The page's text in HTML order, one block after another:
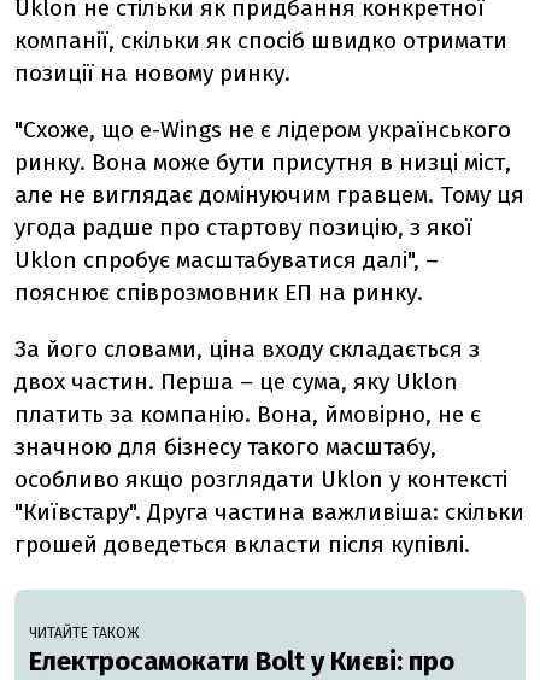
Uklon не стільки як придбання конкретної
компанії, скільки як спосіб швидко отримати
позиції на новому ринку.
"Схоже, що e-Wings не є лідером українського
ринку. Вона може бути присутня в низці міст,
але не виглядає домінуючим гравцем. Тому ця
угода радше про стартову позицію, з якої
Uklon спробує масштабуватися далі", –
пояснює співрозмовник ЕП на ринку.
За його словами, ціна входу складається з
двох частин. Перша – це сума, яку Uklon
платить за компанію. Вона, ймовірно, не є
значною для бізнесу такого масштабу,
особливо якщо розглядати Uklon у контексті
"Київстару". Друга частина важливіша: скільки
грошей доведеться вкласти після купівлі.
ЧИТАЙТЕ ТАКОЖ
Електросамокати Bolt у Києві: про